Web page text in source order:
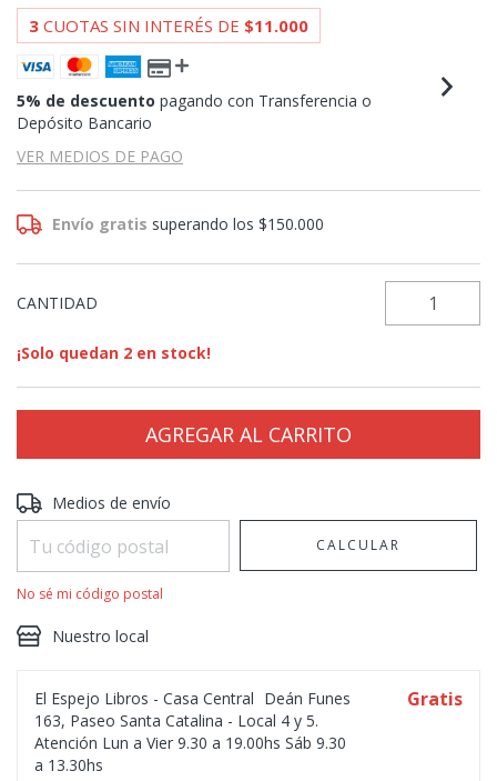
3 CUOTAS SIN INTERÉS DE $11.000
5% de descuento pagando con Transferencia o
Depósito Bancario
VER MEDIOS DE PAGO
Envío gratis superando los$150.000
CANTIDAD
¡Solo quedan 2 en stock!
Entregas para el CP:
Medios de envío
CALCULAR
No sé mi código postal
Nuestro local
El Espejo Libros - Casa Central Deán Funes
163, Paseo Santa Catalina - Local 4 y 5.
Atención Lun a Vier 9.30 a 19.00hs Sáb 9.30
a 13.30hs
Gratis